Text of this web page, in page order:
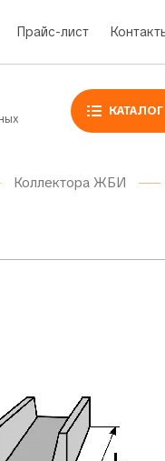
Прайс-лист
КАТАЛОГ
Коллектора ЖБИ